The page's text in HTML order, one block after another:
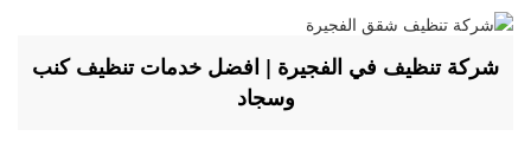
شركة تنظيف في الفجيرة | افضل خدمات تنظيف كنب
وسجاد